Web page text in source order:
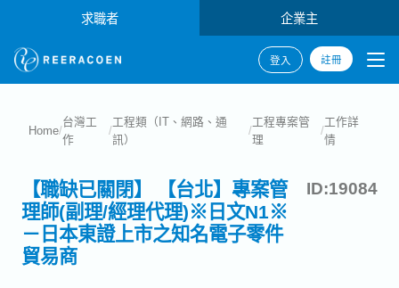
求職者 企業主
登入 註冊
Home/
台灣工
作
/
工程類（IT、網路、通
訊）
/
工程專案管
理
/
工作詳
情
【職缺已關閉】 【台北】專案管
理師(副理/經理代理)※日文N1※
－日本東證上市之知名電子零件
貿易商
ID:19084